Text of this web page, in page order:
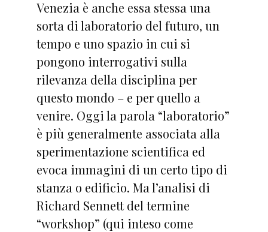
Venezia è anche essa stessa una
sorta di laboratorio del futuro, un
tempo e uno spazio in cui si
pongono interrogativi sulla
rilevanza della disciplina per
questo mondo – e per quello a
venire. Oggi la parola “laboratorio”
è più generalmente associata alla
sperimentazione scientifica ed
evoca immagini di un certo tipo di
stanza o edificio. Ma l’analisi di
Richard Sennett del termine
“workshop” (qui inteso come